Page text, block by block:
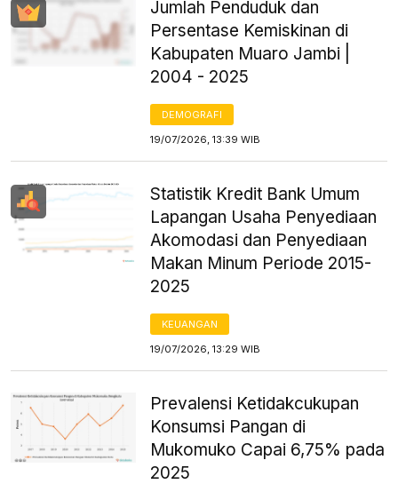
Jumlah Penduduk dan
Persentase Kemiskinan di
Kabupaten Muaro Jambi |
2004 - 2025
DEMOGRAFI
19/07/2026, 13:39 WIB
Statistik Kredit Bank Umum
Lapangan Usaha Penyediaan
Akomodasi dan Penyediaan
Makan Minum Periode 2015-
2025
KEUANGAN
19/07/2026, 13:29 WIB
Prevalensi Ketidakcukupan
Konsumsi Pangan di
Mukomuko Capai 6,75% pada
2025